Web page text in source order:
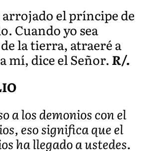
arrojado el príncipe de
Cuando yo sea
la tierra, atraeré a
mí, dice el Señor.R/.
a los demonios con el
eso significa que el
ha llegado a ustedes.